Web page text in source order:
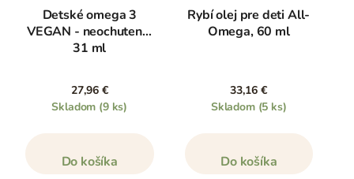
Detské omega 3
VEGAN - neochutené,
31 ml
27,96 €
Skladom (9 ks)
Do košíka
Rybí olej pre deti All-
Omega, 60 ml
33,16 €
Skladom (5 ks)
Do košíka